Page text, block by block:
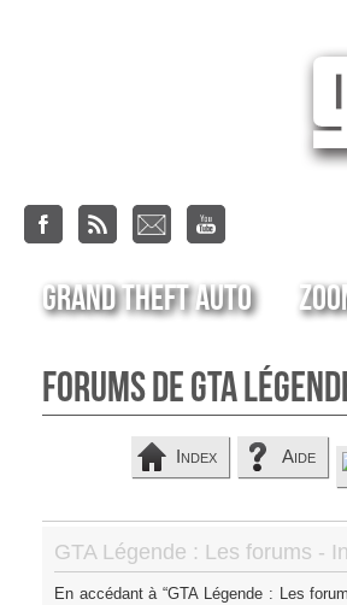
Grand Theft Auto
Forums de GTA
Index Aide
GTA Légende : Les forums -
En accédant à “GTA Légende : Les